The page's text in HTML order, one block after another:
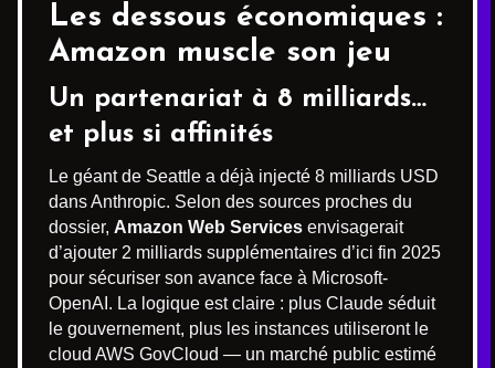
Les dessous économiques :
Amazon muscle son jeu
Un partenariat à 8 milliards…
et plus si affinités
Le géant de Seattle a déjà injecté 8 milliards USD
dans Anthropic. Selon des sources proches du
dossier, Amazon Web Services envisagerait
d’ajouter 2 milliards supplémentaires d’ici fin 2025
pour sécuriser son avance face à Microsoft-
OpenAI. La logique est claire : plus Claude séduit
le gouvernement, plus les instances utiliseront le
cloud AWS GovCloud — un marché public estimé